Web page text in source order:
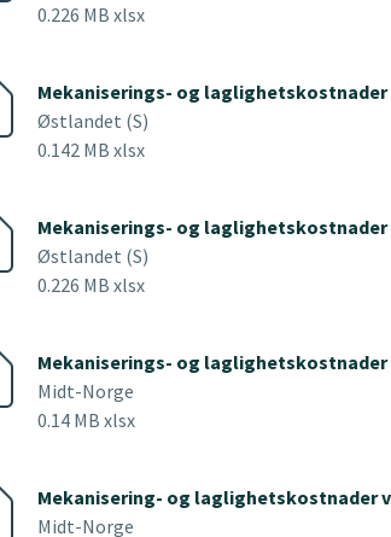
0.226 MB xlsx
Mekaniserings- og laglighetskostnader
Østlandet (S)
0.142 MB xlsx
Mekaniserings- og laglighetskostnader
Østlandet (S)
0.226 MB xlsx
Mekaniserings- og laglighetskostnader
Midt-Norge
0.14 MB xlsx
Mekanisering- og laglighetskostnader
Midt-Norge